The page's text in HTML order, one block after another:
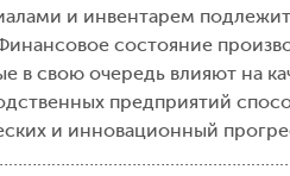
и инвентарем
состояние
в свою очередь влияют на
предприятий
и инновационный